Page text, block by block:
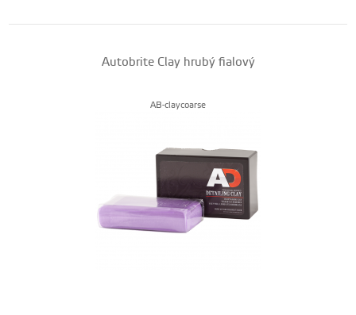
Autobrite Clay hrubý fialový
AB-claycoarse